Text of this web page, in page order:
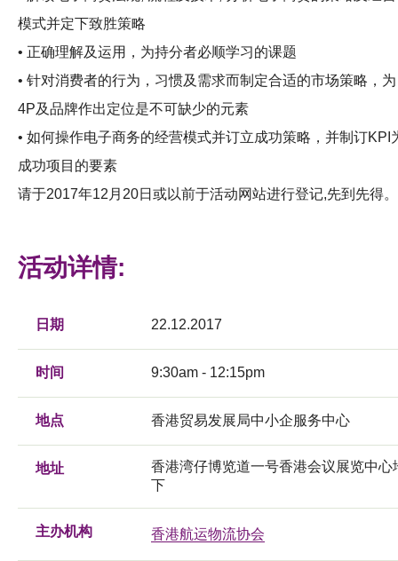
模式并定下致胜策略
• 正确理解及运用，为持分者必顺学习的课题
• 针对消费者的行为，习惯及需求而制定合适的市场策略，为
4P及品牌作出定位是不可缺少的元素
• 如何操作电子商务的经营模式并订立成功策略，并制订KPI
成功项目的要素
请于2017年12月20日或以前于活动网站进行登记,先到先得。
活动详情:
日期 22.12.2017
时间 9:30am - 12:15pm
地点 香港贸易发展局中小企服务中心
地址
香港湾仔博览道一号香港会议展览中心
下
主办机构 香港航运物流协会